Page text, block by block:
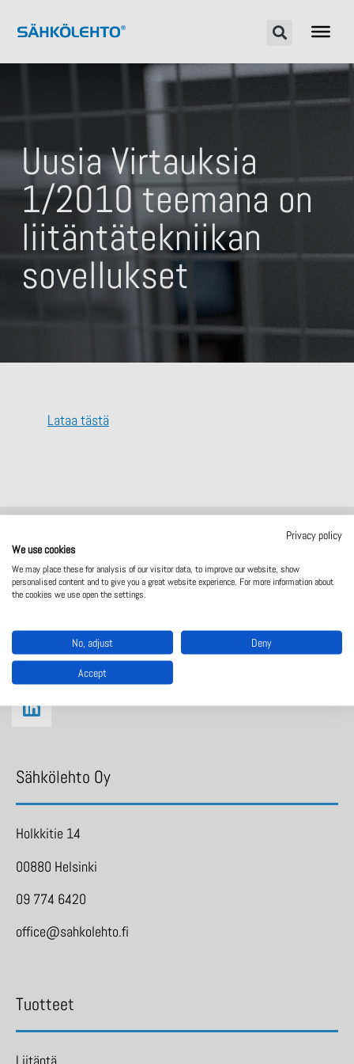
Uusia Virtauksia
1/2010 teemana on
liitäntätekniikan
sovellukset
Lataa tästä
Toimitusehdot
Tietosuojaseloste
Sähkölehto Oy
Holkkitie 14
00880 Helsinki
09 774 6420
office@sahkolehto.fi
Tuotteet
Liitäntä
Privacy policy
We use cookies
We may place these for analysis of our visitor data, to improve our website, show
personalised content and to give you a great website experience. For more information about
the cookies we use open the settings.
No, adjust Deny
Accept